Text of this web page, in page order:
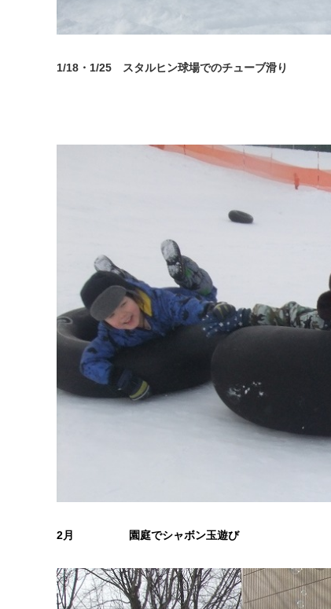
1/18 ・1/25 スタルヒン球場でのチューブ滑り
2月 園庭でシャボン玉遊び